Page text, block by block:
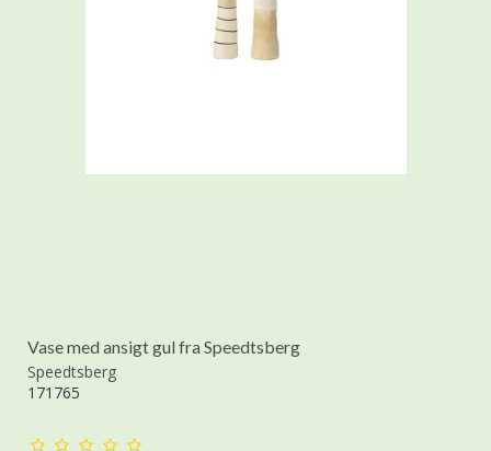
Vase med ansigt gul fra Speedtsberg
Speedtsberg
171765